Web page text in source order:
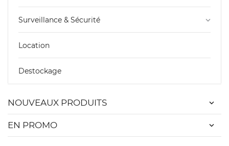
Surveillance & Sécurité keyboard_arrow_down
Location
Destockage
NOUVEAUX PRODUITS
EN PROMO